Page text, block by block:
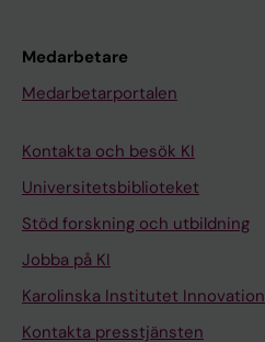
Medarbetare
Medarbetarportalen
Kontakta och besök KI
Universitetsbiblioteket
Stöd forskning och utbildning
Jobba på KI
Karolinska Institutet Innovation
Kontakta presstjänsten